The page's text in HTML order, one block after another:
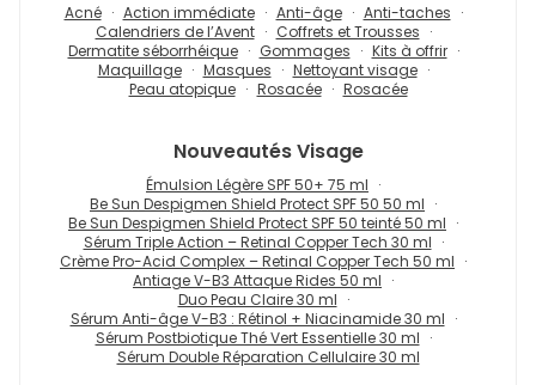
Acné Action immédiate Anti-âge
Anti-taches
Calendriers de l’Avent
Coffrets et Trousses
Dermatite séborrhéique
Gommages
Kits à offrir
Maquillage
Masques
Nettoyant visage
Peau atopique
Rosacée Rosacée
NouveautésVisage
Émulsion Légère SPF 50+ 75 ml
Be Sun Despigmen Shield Protect SPF 50 50 ml
Be Sun Despigmen Shield Protect SPF 50 teinté 50 ml
Sérum Triple Action – Retinal Copper Tech 30 ml
Crème Pro-Acid Complex – Retinal Copper Tech 50 ml
Antiage V-B3 Attaque Rides 50 ml
Duo Peau Claire 30 ml
Sérum Anti-âge V-B3 : Rétinol + Niacinamide 30 ml
Sérum Postbiotique Thé Vert Essentielle 30 ml
Sérum Double Réparation Cellulaire 30 ml